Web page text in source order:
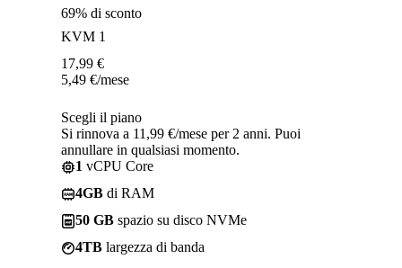
69% di sconto
KVM 1
17,99 €
5,49 €/mese
Scegli il piano
Si rinnova a 11,99 €/mese per 2 anni. Puoi
annullare in qualsiasi momento.
1 vCPU Core
4GB di RAM
50 GB spazio su disco NVMe
4TB largezza di banda